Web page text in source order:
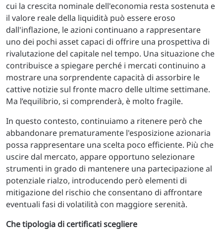
cui la crescita nominale dell'economia resta sostenuta e
il valore reale della liquidità può essere eroso
dall'inflazione, le azioni continuano a rappresentare
uno dei pochi asset capaci di offrire una prospettiva di
rivalutazione del capitale nel tempo. Una situazione che
contribuisce a spiegare perché i mercati continuino a
mostrare una sorprendente capacità di assorbire le
cattive notizie sul fronte macro delle ultime settimane.
Ma l’equilibrio, si comprenderà, è molto fragile.
In questo contesto, continuiamo a ritenere però che
abbandonare prematuramente l'esposizione azionaria
possa rappresentare una scelta poco efficiente. Più che
uscire dal mercato, appare opportuno selezionare
strumenti in grado di mantenere una partecipazione al
potenziale rialzo, introducendo però elementi di
mitigazione del rischio che consentano di affrontare
eventuali fasi di volatilità con maggiore serenità.
Che tipologia di certificati scegliere